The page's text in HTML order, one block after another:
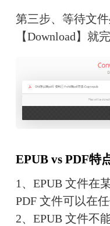
第三步、等待文
【Download】就
EPUB vs PDF特
1、EPUB 文件在
PDF 文件可以在
2、EPUB 文件不